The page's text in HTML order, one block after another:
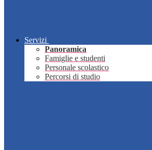
Servizi
Panoramica
Famiglie e studenti
Personale scolastico
Percorsi di studio